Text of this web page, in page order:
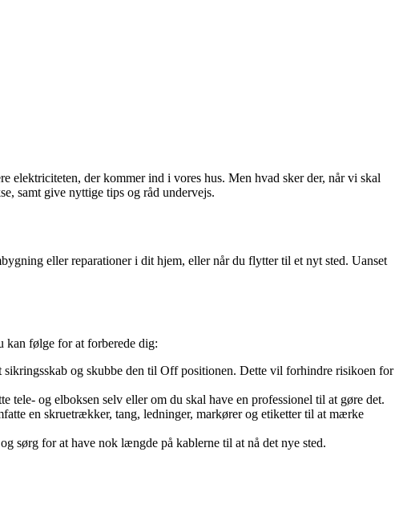
elektriciteten, der kommer ind i vores hus. Men hvad sker der, når vi skal
samt give nyttige tips og råd undervejs.
eller reparationer i dit hjem, eller når du flytter til et nyt sted. Uanset
kan følge for at forberede dig:
og skubbe den til Off positionen. Dette vil forhindre risikoen for
og elboksen selv eller om du skal have en professionel til at gøre det.
en skruetrækker, tang, ledninger, markører og etiketter til at mærke
sørg for at have nok længde på kablerne til at nå det nye sted.